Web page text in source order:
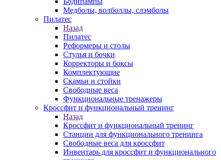
Медболы, волболлы, слэмболы
Пилатес
Назад
Пилатес
Реформеры и столы
Стулья и бочки
Корректоры и боксы
Комплектующие
Скамьи и стойки
Свободные веса
Функциональные тренажеры
Кроссфит и функциональный тренинг
Назад
Кроссфит и функциональный тренинг
Станции для функционального тренинга
Свободные веса для кроссфит
Инвентарь для кроссфит и функционального